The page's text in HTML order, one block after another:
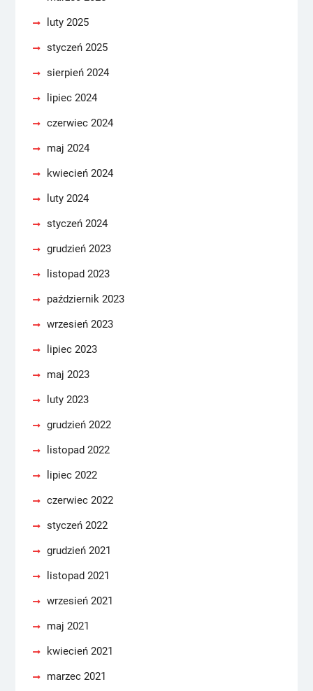
luty 2025
styczeń 2025
sierpień 2024
lipiec 2024
czerwiec 2024
maj 2024
kwiecień 2024
luty 2024
styczeń 2024
grudzień 2023
listopad 2023
październik 2023
wrzesień 2023
lipiec 2023
maj 2023
luty 2023
grudzień 2022
listopad 2022
lipiec 2022
czerwiec 2022
styczeń 2022
grudzień 2021
listopad 2021
wrzesień 2021
maj 2021
kwiecień 2021
marzec 2021